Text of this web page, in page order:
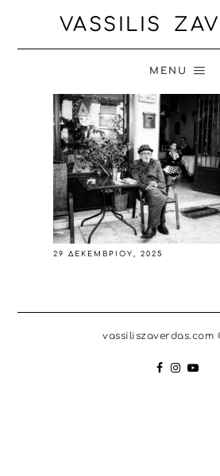
VASSILIS
MENU
29 ΔΕΚΕΜΒΡΊΟΥ, 2025
vassiliszaverdas.com